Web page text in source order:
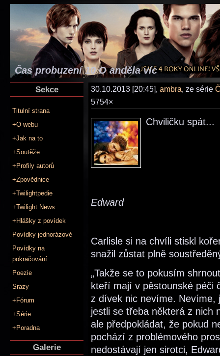
Čas probuzení 10 O anděla víc
Sekce
Titulní strana
+O webu
+Jak na to
+Soutěže
+Profily autorů
+Zpovědnice
+Twilightpedie
+Twilight News
+Hlášky z povídek
Povídky jednorázové
Povídky na
pokračování
Poezie
Srazy
+Fórum
+Série
+Poradna
Galerie
30.10.2013 [20:45], ambra, ze série
5754×
Chviličku spát...
Edward
Carlisle si na chvíli stiskl
snažil zůstat plně
„Takže se to pokusím
kteří mají v pěstounské péči
z dívek nic nevíme. Nevíme,
jestli se třeba některá z nich
ale předpokládat, že pokud
pochází z problémového
nedostávají jen sirotci,